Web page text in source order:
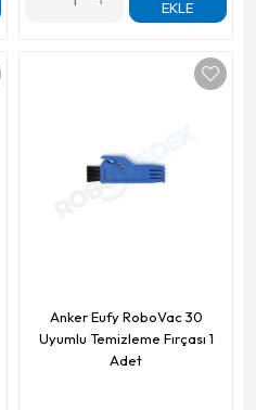
EKLE
Anker Eufy RoboVac 30
Uyumlu Temizleme Fırçası 1
Adet